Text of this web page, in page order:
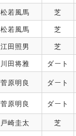
松若風馬 芝
松若風馬 芝
江田照男 芝
川田将雅 ダート
菅原明良 ダート
菅原明良 ダート
戸崎圭太 芝